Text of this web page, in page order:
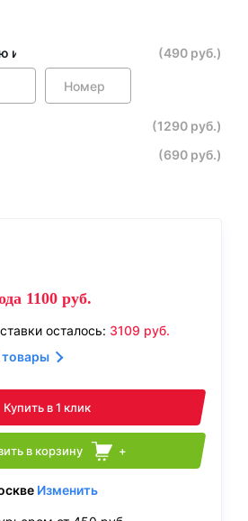
и номер (490 руб.)
(1290 руб.)
(690 руб.)
1100 руб.
осталось: 3109 руб.
Купить в 1 клик
в корзину +
Изменить